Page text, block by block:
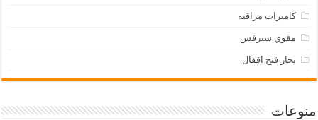
كاميرات مراقبه
مقوي سيرفس
نجار فتح اقفال
منوعات